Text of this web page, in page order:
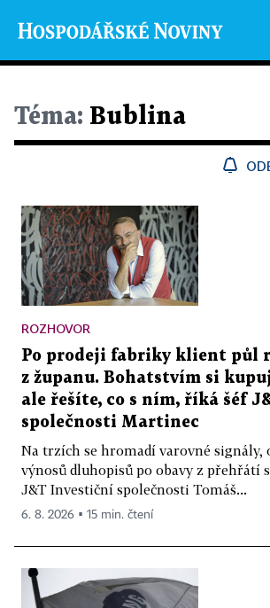
Téma: Bublina
ROZHOVOR
Po prodeji fabriky klient půl
z županu. Bohatstvím si
ale řešíte, co s ním, říká šéf
společnosti Martinec
Na trzích se hromadí varovné signály,
výnosů dluhopisů po obavy z přehřátí
J&T Investiční společnosti Tomáš...
6. 8. 2026 ▪ 15 min. čtení